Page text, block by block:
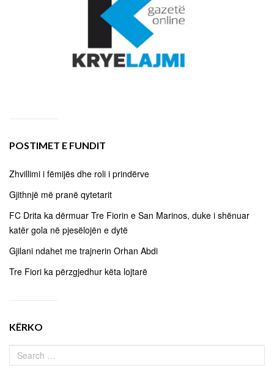
POSTIMET E FUNDIT
Zhvillimi i fëmijës dhe roli i prindërve
Gjithnjë më pranë qytetarit
FC Drita ka dërmuar Tre Fiorin e San Marinos, duke i shënuar
katër gola në pjesëlojën e dytë
Gjilani ndahet me trajnerin Orhan Abdi
Tre Fiori ka përzgjedhur këta lojtarë
KËRKO